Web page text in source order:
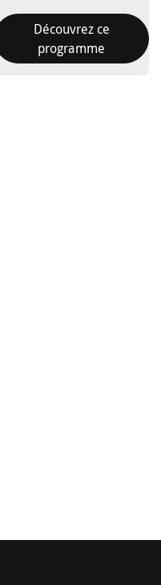
Découvrez ce
programme